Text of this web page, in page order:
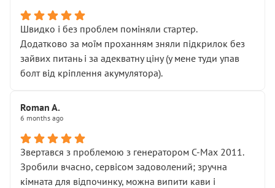
Швидко і без проблем поміняли стартер.
Додатково за моїм проханням зняли підкрилок без
зайвих питань і за адекватну ціну (у мене туди упав
болт від кріплення акумулятора).
Roman A.
6 months ago
Звертався з проблемою з генератором C-Max 2011.
Зробили вчасно, сервісом задоволений; зручна
кімната для відпочинку, можна випити кави і